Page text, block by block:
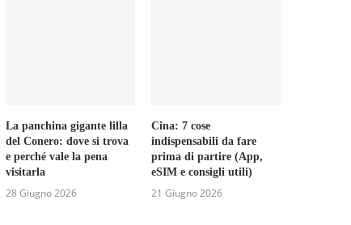
La panchina gigante lilla
del Conero: dove si trova
e perché vale la pena
visitarla
28 Giugno 2026
Cina: 7 cose
indispensabili da fare
prima di partire (App,
eSIM e consigli utili)
21 Giugno 2026